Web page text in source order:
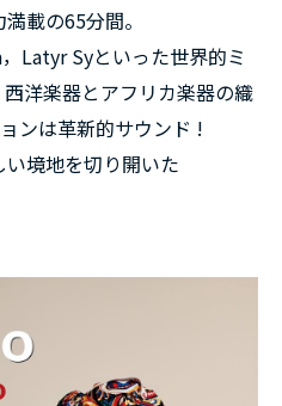
載の65分間。
Latyr Syといった世界的ミ
洋楽器とアフリカ楽器の織
ンは革新的サウンド !
境地を切り開いた